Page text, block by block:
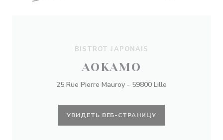
BISTROT JAPONAIS
AOKAMO
25 Rue Pierre Mauroy - 59800 Lille
УВИДЕТЬ ВЕБ-СТРАНИЦУ